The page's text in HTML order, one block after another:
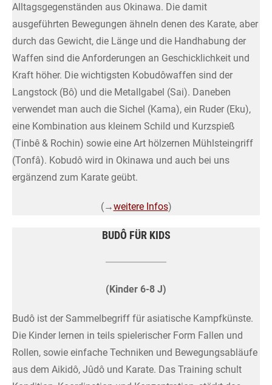
Alltagsgegenständen aus Okinawa. Die damit
ausgeführten Bewegungen ähneln denen des Karate, aber
durch das Gewicht, die Länge und die Handhabung der
Waffen sind die Anforderungen an Geschicklichkeit und
Kraft höher. Die wichtigsten Kobudôwaffen sind der
Langstock (Bô) und die Metallgabel (Sai). Daneben
verwendet man auch die Sichel (Kama), ein Ruder (Eku),
eine Kombination aus kleinem Schild und Kurzspieß
(Tinbê & Rochin) sowie eine Art hölzernen Mühlsteingriff
(Tonfâ). Kobudô wird in Okinawa und auch bei uns
ergänzend zum Karate geübt.
(→weitere Infos)
BUDÔ FÜR KIDS
(Kinder 6-8 J)
Budô ist der Sammelbegriff für asiatische Kampfkünste.
Die Kinder lernen in teils spielerischer Form Fallen und
Rollen, sowie einfache Techniken und Bewegungsabläufe
aus dem Aikidô, Jûdô und Karate. Das Training schult